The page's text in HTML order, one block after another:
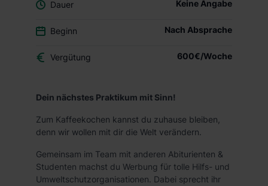
Dauer Keine Angabe
Beginn Nach Absprache
Vergütung 600€/Woche
Dein nächstes Praktikum mit Sinn!
Zum Kaffeekochen kannst du zuhause bleiben,
denn wir wollen mit dir die Welt verändern.
Gemeinsam im Team mit anderen Abiturienten &
Studenten machst du Werbung für tolle Hilfs- und
Umweltschutzorganisationen. Dabei sprecht ihr